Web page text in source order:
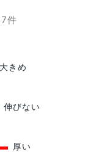
件
大きめ
伸びない
厚い